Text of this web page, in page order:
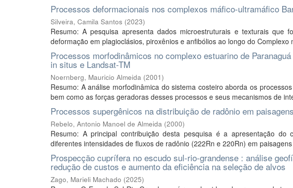
Processos deformacionais nos complexos máfico-ultramáfico
Silveira, Camila Santos (2023)
Resumo: A pesquisa apresenta dados microestruturais e texturais que
deformação em plagioclásios, piroxênios e anfibólios ao longo do Complexo
Processos morfodinâmicos no complexo estuarino de
in situs e Landsat-TM
Noernberg, Mauricio Almeida (2001)
Resumo: A análise morfodinâmica do sistema costeiro aborda os
bem como as forças geradoras desses processos e seus mecanismos de
Processos supergênicos na distribuição de radônio em
Rebelo, Antonio Manoel de Almeida (2000)
Resumo: A principal contribuição desta pesquisa é a apresentação
diferentes intensidades de fluxos de radônio (222Rn e 220Rn) em
Prospecção cuprífera no escudo sul-rio-grandense : análise
redução de custos e aumento da eficiência na seleção de alvos
Zago, Marieli Machado (2025)